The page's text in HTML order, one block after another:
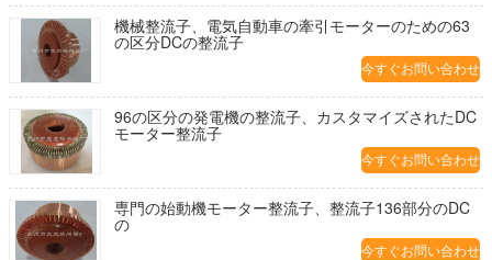
機械整流子、電気自動車の牽引モーターのための63
の区分DCの整流子
今すぐお問い合わせ
96の区分の発電機の整流子、カスタマイズされたDC
モーター整流子
今すぐお問い合わせ
専門の始動機モーター整流子、整流子136部分のDC
の
今すぐお問い合わせ